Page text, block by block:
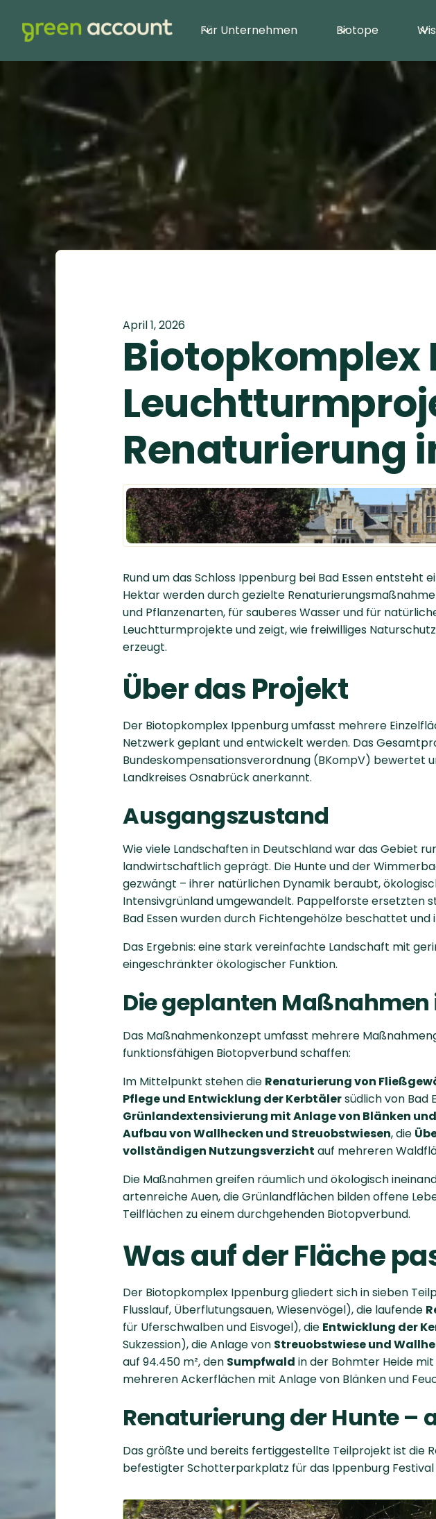
Für Unternehmen Biotope
April 1, 2026
Biotopkomplex
Renaturierung
Rund um das Schloss Ippenburg bei Bad Essen
Hektar werden durch gezielte
und Pflanzenarten, für sauberes Wasser und für
Leuchtturmprojekte und zeigt, wie freiwilliges
erzeugt.
Über das Projekt
Der Biotopkomplex Ippenburg umfasst mehrere
Netzwerk geplant und entwickelt werden. Das
Bundeskompensationsverordnung (BKompV) bewertet
Landkreises Osnabrück anerkannt.
Ausgangszustand
Wie viele Landschaften in Deutschland war das Gebiet
landwirtschaftlich geprägt. Die Hunte und der
gezwängt – ihrer natürlichen Dynamik beraubt,
Intensivgrünland umgewandelt. Pappelforste ersetzten
Bad Essen wurden durch Fichtengehölze beschattet
Das Ergebnis: eine stark vereinfachte Landschaft mit
eingeschränkter ökologischer Funktion.
Die geplanten
Das Maßnahmenkonzept umfasst mehrere
funktionsfähigen Biotopverbund schaffen:
Im Mittelpunkt stehen die Renaturierung von
Pflege und Entwicklung der Kerbtälersüdlich von Bad
Grünlandextensivierung mit Anlage von Blänken
Aufbau von Wallhecken und Streuobstwiesen, die
vollständigen Nutzungsverzicht auf mehreren
Die Maßnahmen greifen räumlich und ökologisch
artenreiche Auen, die Grünlandflächen bilden offene
Teilflächen zu einem durchgehenden Biotopverbund.
Was auf der Fläche
Der Biotopkomplex Ippenburg gliedert sich in sieben
Flusslauf, Überflutungsauen, Wiesenvögel), die laufende
für Uferschwalben und Eisvogel), die Entwicklung der
Sukzession), die Anlage von Streuobstwiese und
auf 94.450 m², den Sumpfwald in der Bohmter Heide
mehreren Ackerflächen mit Anlage von Blänken und
Renaturierung der Hunte –
Das größte und bereits fertiggestellte Teilprojekt ist die
befestigter Schotterparkplatz für das Ippenburg Festival